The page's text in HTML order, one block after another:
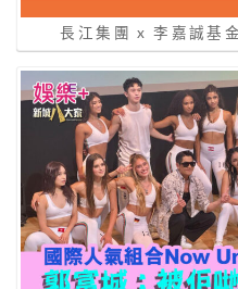
長江集團 x 李嘉誠基